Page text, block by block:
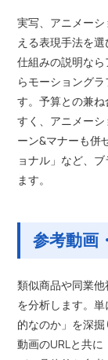
実写、アニメー
える表現手法を
仕組みの説明な
らモーショング
す。予算との兼
すく、アニメー
ーン&マナーも併
ョナル」など、
ます。
参考動画
類似商品や同業
を分析します。
的なのか」を深
動画のURLと共